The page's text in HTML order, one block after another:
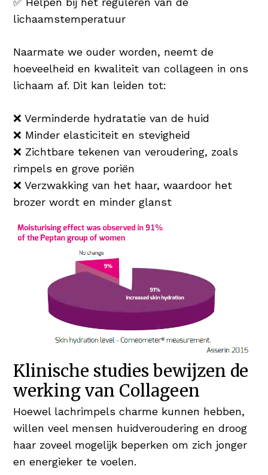
lichaamstemperatuur
Naarmate we ouder worden, neemt de
hoeveelheid en kwaliteit van collageen in ons
lichaam af. Dit kan leiden tot:
❌ Verminderde hydratatie van de huid
❌ Minder elasticiteit en stevigheid
❌ Zichtbare tekenen van veroudering, zoals
rimpels en grove poriën
❌ Verzwakking van het haar, waardoor het
brozer wordt en minder glanst
Klinische studies bewijzen de
werking van Collageen
Hoewel lachrimpels charme kunnen hebben,
willen veel mensen huidveroudering en droog
haar zoveel mogelijk beperken om zich jonger
en energieker te voelen.